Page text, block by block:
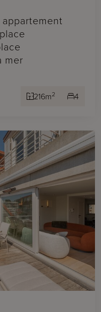
mer
216m2 4